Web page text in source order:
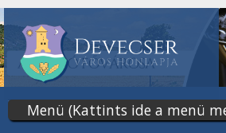
tartalomra
Menü (Kattints ide a menü